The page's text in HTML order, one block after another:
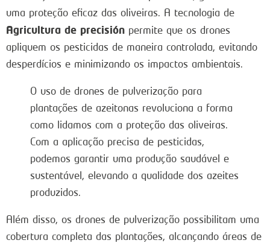
uma proteção eficaz das oliveiras. A tecnologia de
Agricultura de precisión permite que os drones
apliquem os pesticidas de maneira controlada, evitando
desperdícios e minimizando os impactos ambientais.
O uso de drones de pulverização para
plantações de azeitonas revoluciona a forma
como lidamos com a proteção das oliveiras.
Com a aplicação precisa de pesticidas,
podemos garantir uma produção saudável e
sustentável, elevando a qualidade dos azeites
produzidos.
Além disso, os drones de pulverização possibilitam uma
cobertura completa das plantações, alcançando áreas de